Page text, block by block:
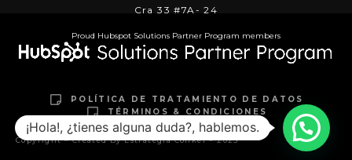
Cra 33 #7A- 24
Proud Hubspot Solutions Partner Program members
POLÍTICA DE TRATAMIENTO DE DATOS
TÉRMINOS & CONDICIONES
Copyright – Created By Estrategia Conker – 2025
¡Hola!, ¿tienes alguna duda?, hablemos.